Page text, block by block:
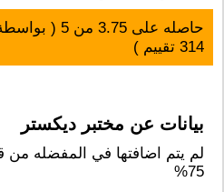
حاصله على3.75 من5
(
314 تقييم )
بيانات عن مختبر ديكستر
لم يتم اضافتها في المفضله من
75%